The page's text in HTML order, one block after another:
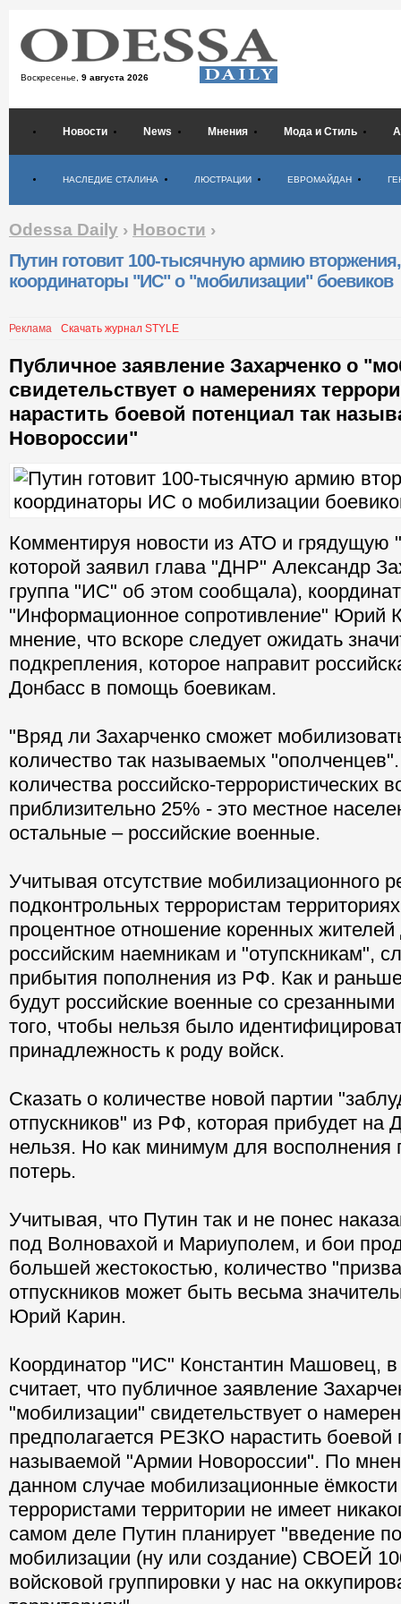
Воскресенье, 9 августа 2026
Новости News Мнения Мода и Стиль
НАСЛЕДИЕ СТАЛИНА ЛЮСТРАЦИИ ЕВРОМАЙДАН
Odessa Daily › Новости ›
Путин готовит 100-тысячную армию
координаторы "ИС" о "мобилизации" боевиков
Реклама Скачать журнал STYLE
Публичное заявление Захарченко о
свидетельствует о намерениях
нарастить боевой потенциал так
Новороссии"
Комментируя новости из АТО и грядущую
которой заявил глава "ДНР" Александр
группа "ИС" об этом сообщала),
"Информационное сопротивление" Юрий
мнение, что вскоре следует ожидать
подкрепления, которое направит
Донбасс в помощь боевикам.
"Вряд ли Захарченко сможет
количество так называемых
количества российско-террористических
приблизительно 25% - это местное
остальные – российские военные.
Учитывая отсутствие мобилизационного
подконтрольных террористам
процентное отношение коренных жителей
российским наемникам и "отупскникам",
прибытия пополнения из РФ. Как и
будут российские военные со
того, чтобы нельзя было
принадлежность к роду войск.
Сказать о количестве новой партии
отпускников" из РФ, которая прибудет на
нельзя. Но как минимум для восполнения
потерь.
Учитывая, что Путин так и не понес
под Волновахой и Мариуполем, и бои
большей жестокостью, количество
отпускников может быть весьма
Юрий Карин.
Координатор "ИС" Константин Машовец,
считает, что публичное заявление
"мобилизации" свидетельствует о
предполагается РЕЗКО нарастить боевой
называемой "Армии Новороссии". По
данном случае мобилизационные ёмкости
террористами территории не имеет
самом деле Путин планирует "введение
мобилизации (ну или создание) СВОЕЙ
войсковой группировки у нас на